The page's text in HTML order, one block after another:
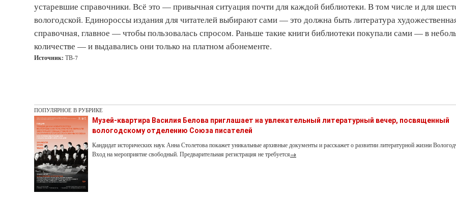
устаревшие справочники. Всё это — привычная ситуация почти для каждой библиотеки. В том числе и для
вологодской. Единороссы издания для читателей выбирают сами — это должна быть литература
справочная, главное — чтобы пользовалась спросом. Раньше такие книги библиотеки покупали сами — в
количестве — и выдавались они только на платном абонементе.
Источник: ТВ-7
ПОПУЛЯРНОЕ В РУБРИКЕ
Музей-квартира Василия Белова приглашает на увлекательный литературный вечер, посвященный
вологодскому отделению Союза писателей
Кандидат исторических наук Анна Столетова покажет уникальные архивные документы и расскажет о развитии литературной жизни
Вход на мероприятие свободный. Предварительная регистрация не требуется→